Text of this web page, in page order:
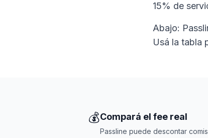
15% de
Abajo:
Usá la tabla
💰Compará el fee real
Passline puede descontar